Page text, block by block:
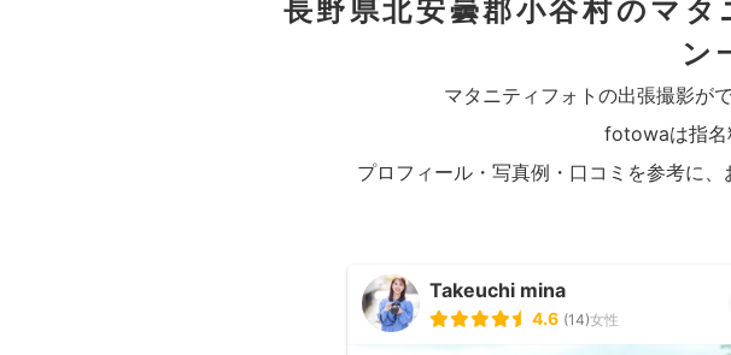
長野県北安曇郡小谷村のマ
ン
マタニティフォトの出張撮影が
fotowaは指名
プロフィール・写真例・口コミを参考に
Takeuchi mina
4.6 (14)女性